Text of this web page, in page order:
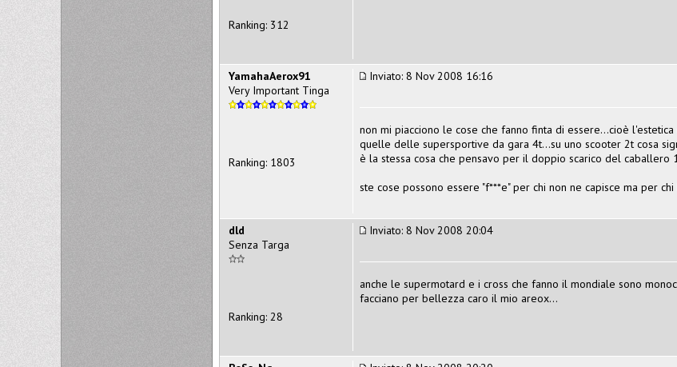
Ranking: 312
Inviato: 8 Nov 2008 16:16
non mi piacciono le cose che fanno finta di essere...cioè
quelle delle supersportive da gara 4t...su uno scooter 2t cosa
è la stessa cosa che pensavo per il doppio scarico del caballero
ste cose possono essere "f***e" per chi non ne capisce ma per
YamahaAerox91
Very Important Tinga
Ranking: 1803
Inviato: 8 Nov 2008 20:04
anche le supermotard e i cross che fanno il mondiale sono
facciano per bellezza caro il mio areox...
dld
Senza Targa
Ranking: 28